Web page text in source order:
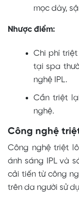
mọc dày,
Nhược điểm:
Chi phí
tại spa
nghệ IPL.
Cần triệt
nghệ.
Công nghệ
Công nghệ triệt
ánh sáng IPL và
cải tiến từ công
trên da người sử